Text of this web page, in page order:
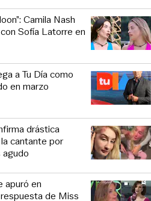
Camila Nash
Sofía Latorre en
a Tu Día como
en marzo
drástica
cantante por
apuró en
de Miss